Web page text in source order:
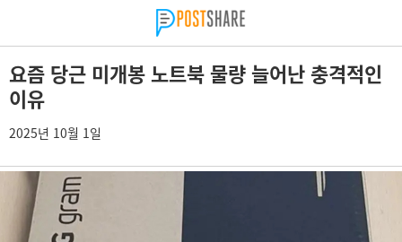
요즘 당근 미개봉 노트북 물량 늘어난 충격적인
이유
2025년 10월 1일